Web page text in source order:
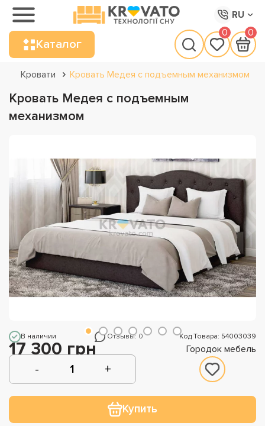
RU
Каталог
0 0
Кровати Кровать Медея с подъемным механизмом
Кровать Медея с подъемным
механизмом
В наличии Отзывы: 0 Код Товара: 54003039
17 300 грн Городок мебель
Купить